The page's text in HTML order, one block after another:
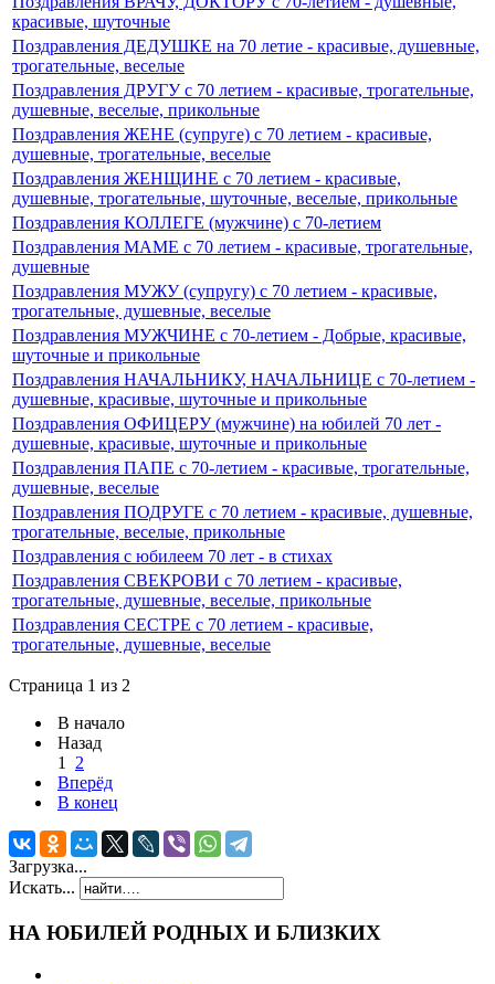
красивые, шуточные
Поздравления ДЕДУШКЕ на 70 летие - красивые, душевные,
трогательные, веселые
Поздравления ДРУГУ с 70 летием - красивые, трогательные,
душевные, веселые, прикольные
Поздравления ЖЕНЕ (супруге) с 70 летием - красивые,
душевные, трогательные, веселые
Поздравления ЖЕНЩИНЕ с 70 летием - красивые,
душевные, трогательные, шуточные, веселые, прикольные
Поздравления КОЛЛЕГЕ (мужчине) c 70-летием
Поздравления МАМЕ с 70 летием - красивые, трогательные,
душевные
Поздравления МУЖУ (супругу) с 70 летием - красивые,
трогательные, душевные, веселые
Поздравления МУЖЧИНЕ с 70-летием - Добрые, красивые,
шуточные и прикольные
Поздравления НАЧАЛЬНИКУ, НАЧАЛЬНИЦЕ с 70-летием -
душевные, красивые, шуточные и прикольные
Поздравления ОФИЦЕРУ (мужчине) на юбилей 70 лет -
душевные, красивые, шуточные и прикольные
Поздравления ПАПЕ c 70-летием - красивые, трогательные,
душевные, веселые
Поздравления ПОДРУГЕ с 70 летием - красивые, душевные,
трогательные, веселые, прикольные
Поздравления с юбилеем 70 лет - в стихах
Поздравления СВЕКРОВИ с 70 летием - красивые,
трогательные, душевные, веселые, прикольные
Поздравления СЕСТРЕ с 70 летием - красивые,
трогательные, душевные, веселые
Страница 1 из 2
В начало
Назад
1
2
Вперёд
В конец
Загрузка...
Искать...
НА ЮБИЛЕЙ РОДНЫХ И БЛИЗКИХ